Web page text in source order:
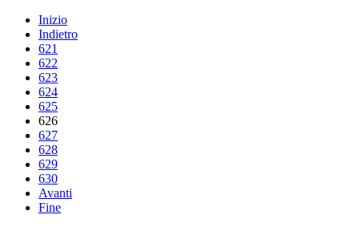
Inizio
Indietro
621
622
623
624
625
626
627
628
629
630
Avanti
Fine